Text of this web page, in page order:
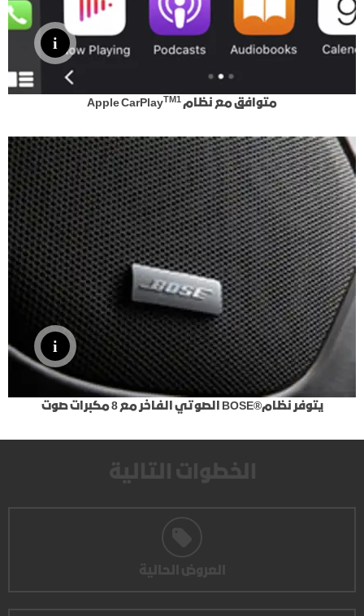
متوافق مع نظام Apple CarPlayTM1
يتوفر نظام®BOSE الصوتي الفاخر مع 8 مكبرات صوت
الخطوات التالية
العروض الحالية